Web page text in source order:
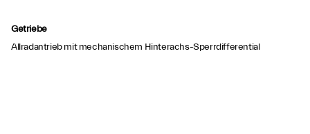
Getriebe
Allradantrieb mit mechanischem Hinterachs-Sperrdifferential